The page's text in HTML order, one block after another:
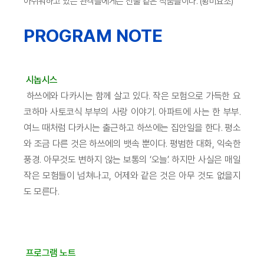
PROGRAM NOTE
시놉시스
하쓰에와 다카시는 함께 살고 있다. 작은 모험으로 가득한 요
코하마 사토코식 부부의 사랑 이야기. 아파트에 사는 한 부부.
여느 때처럼 다카시는 출근하고 하쓰에는 집안일을 한다. 평소
와 조금 다른 것은 하쓰에의 뱃속 뿐이다. 평범한 대화, 익숙한
풍경. 아무것도 변하지 않는 보통의 ‘오늘’. 하지만 사실은 매일
작은 모험들이 넘쳐나고, 어제와 같은 것은 아무 것도 없을지
도 모른다.
프로그램 노트